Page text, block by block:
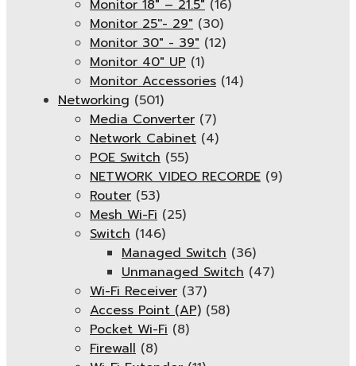
Monitor 18″ – 21.5″ (16)
Monitor 25''- 29" (30)
Monitor 30" - 39" (12)
Monitor 40" UP (1)
Monitor Accessories (14)
Networking (501)
Media Converter (7)
Network Cabinet (4)
POE Switch (55)
NETWORK VIDEO RECORDE (9)
Router (53)
Mesh Wi-Fi (25)
Switch (146)
Managed Switch (36)
Unmanaged Switch (47)
Wi-Fi Receiver (37)
Access Point (AP) (58)
Pocket Wi-Fi (8)
Firewall (8)